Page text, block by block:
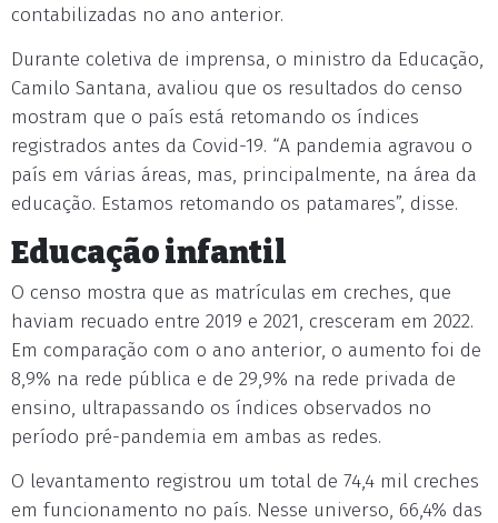
contabilizadas no ano anterior.
Durante coletiva de imprensa, o ministro da Educação,
Camilo Santana, avaliou que os resultados do censo
mostram que o país está retomando os índices
registrados antes da Covid-19. “A pandemia agravou o
país em várias áreas, mas, principalmente, na área da
educação. Estamos retomando os patamares”, disse.
Educação infantil
O censo mostra que as matrículas em creches, que
haviam recuado entre 2019 e 2021, cresceram em 2022.
Em comparação com o ano anterior, o aumento foi de
8,9% na rede pública e de 29,9% na rede privada de
ensino, ultrapassando os índices observados no
período pré-pandemia em ambas as redes.
O levantamento registrou um total de 74,4 mil creches
em funcionamento no país. Nesse universo, 66,4% das